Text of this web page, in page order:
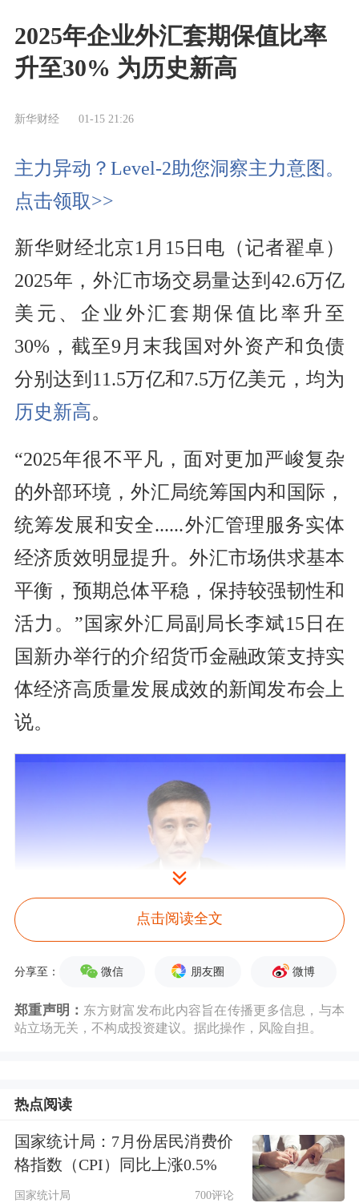
2025年企业外汇套期保值比率
升至30% 为历史新高
新华财经 01-15 21:26
主力异动？Level-2助您洞察主力意图。
点击领取>>
新华财经北京1月15日电（记者翟卓）
2025年，外汇市场交易量达到42.6万亿
美元、企业外汇套期保值比率升至
30%，截至9月末我国对外资产和负债
分别达到11.5万亿和7.5万亿美元，均为
历史新高。
“2025年很不平凡，面对更加严峻复杂
的外部环境，外汇局统筹国内和国际，
统筹发展和安全......外汇管理服务实体
经济质效明显提升。外汇市场供求基本
平衡，预期总体平稳，保持较强韧性和
活力。”国家外汇局副局长李斌15日在
国新办举行的介绍货币金融政策支持实
体经济高质量发展成效的新闻发布会上
说。
在外汇管理方面，首先，国家外汇局围
绕支持外贸稳定发展、深化跨境投资和
点工作，先后出台三个“一揽子”政策共
计28项措施。
“去年四季度这些政策陆续落地实施以
点击阅读全文
分享至： 微信 朋友圈 微博
郑重声明： 东方财富发布此内容旨在传播更多信息，与本
站立场无关，不构成投资建议。据此操作，风险自担。
热点阅读
国家统计局：7月份居民消费价
格指数（CPI）同比上涨0.5%
国家统计局 700评论